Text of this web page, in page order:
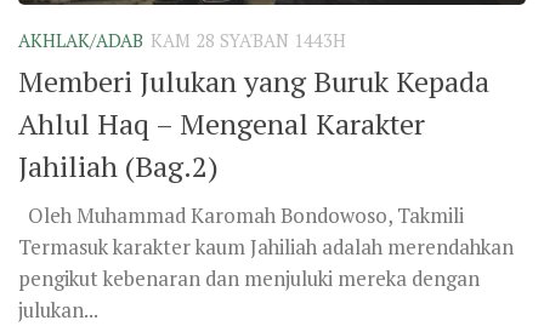
AKHLAK/ADAB KAM 28 SYA'BAN 1443H
Memberi Julukan yang Buruk Kepada
Ahlul Haq – Mengenal Karakter
Jahiliah (Bag.2)
Oleh Muhammad Karomah Bondowoso, Takmili
Termasuk karakter kaum Jahiliah adalah merendahkan
pengikut kebenaran dan menjuluki mereka dengan
julukan...